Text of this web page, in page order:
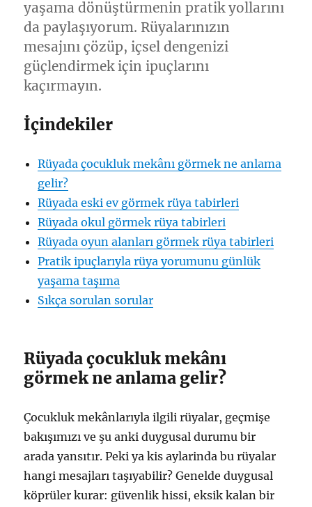
yaşama dönüştürmenin pratik yollarını
da paylaşıyorum. Rüyalarınızın
mesajını çözüp, içsel dengenizi
güçlendirmek için ipuçlarını
kaçırmayın.
İçindekiler
Rüyada çocukluk mekânı görmek ne anlama
gelir?
Rüyada eski ev görmek rüya tabirleri
Rüyada okul görmek rüya tabirleri
Rüyada oyun alanları görmek rüya tabirleri
Pratik ipuçlarıyla rüya yorumunu günlük
yaşama taşıma
Sıkça sorulan sorular
Rüyada çocukluk mekânı
görmek ne anlama gelir?
Çocukluk mekânlarıyla ilgili rüyalar, geçmişe
bakışımızı ve şu anki duygusal durumu bir
arada yansıtır. Peki ya kis aylarinda bu rüyalar
hangi mesajları taşıyabilir? Genelde duygusal
köprüler kurar: güvenlik hissi, eksik kalan bir